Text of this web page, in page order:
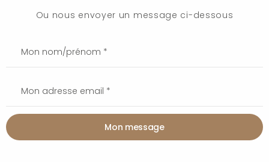
Ou nous envoyer un message ci-dessous
Mon message